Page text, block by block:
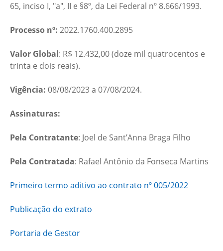
65, inciso I, "a", II e §8º, da Lei Federal nº 8.666/1993.
Processo nº: 2022.1760.400.2895
Valor Global: R$ 12.432,00 (doze mil quatrocentos e
trinta e dois reais).
Vigência: 08/08/2023 a 07/08/2024.
Assinaturas:
Pela Contratante: Joel de Sant’Anna Braga Filho
Pela Contratada: Rafael Antônio da Fonseca Martins
Primeiro termo aditivo ao contrato nº 005/2022
Publicação do extrato
Portaria de Gestor